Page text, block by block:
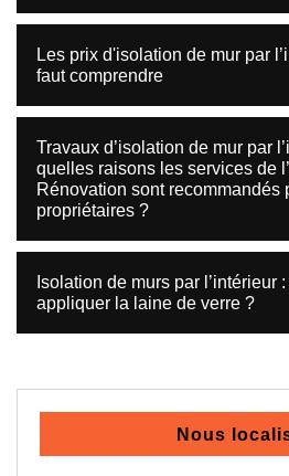
Les prix d'isolation de mur par
faut comprendre
Travaux d’isolation de mur par
quelles raisons les services de
Rénovation sont recommandés
propriétaires ?
Isolation de murs par l’intérieur
appliquer la laine de verre ?
Nous